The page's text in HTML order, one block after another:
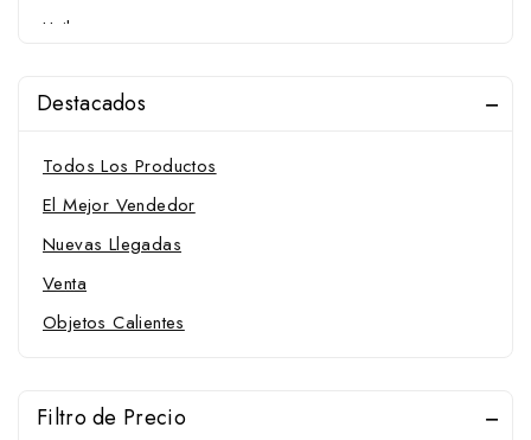
Unika
Zotal
Decoración
Destacado Caballo
Destacado Caballo
Cuadra
Montar
Destacados
Todos Los Productos
El Mejor Vendedor
Nuevas Llegadas
Venta
Objetos Calientes
Filtro de Precio